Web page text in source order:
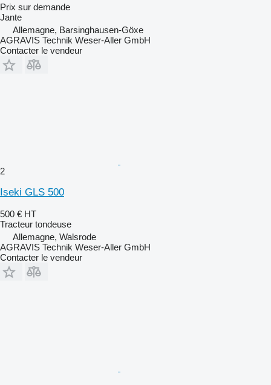
Prix sur demande
Jante
Allemagne, Barsinghausen-Göxe
AGRAVIS Technik Weser-Aller GmbH
Contacter le vendeur
2
Iseki GLS 500
500 € HT
Tracteur tondeuse
Allemagne, Walsrode
AGRAVIS Technik Weser-Aller GmbH
Contacter le vendeur